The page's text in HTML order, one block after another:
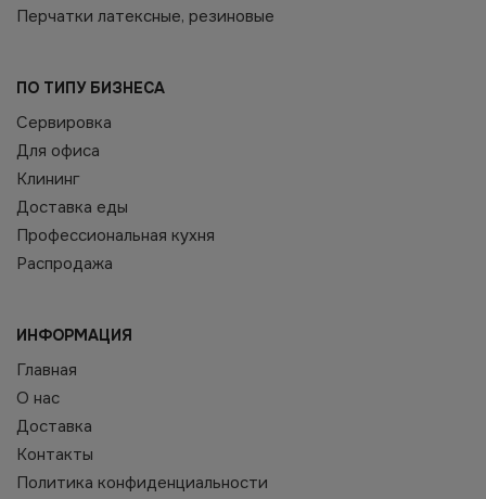
Перчатки латексные, резиновые
ПО ТИПУ БИЗНЕСА
Сервировка
Для офиса
Клининг
Доставка еды
Профессиональная кухня
Распродажа
ИНФОРМАЦИЯ
Главная
О нас
Доставка
Контакты
Политика конфиденциальности